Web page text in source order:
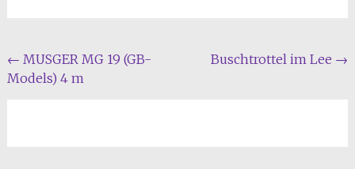
Beitragsnavigation
← MUSGER MG 19 (GB-
Models) 4 m
Buschtrottel im Lee →